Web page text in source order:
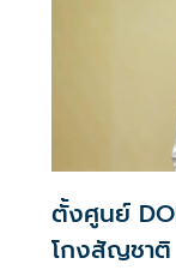
ตั้งศูนย์
โกงสัญชาติ